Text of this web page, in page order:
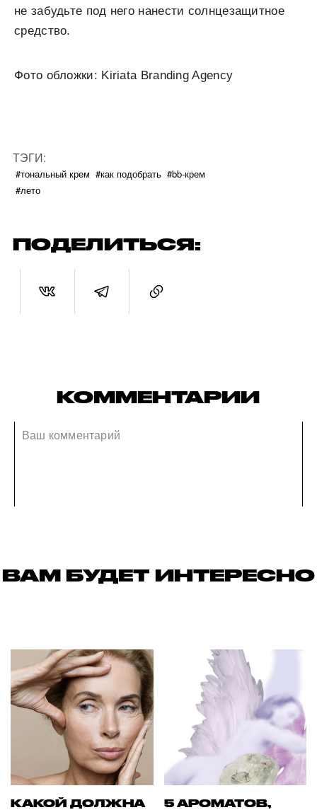
не забудьте под него нанести солнцезащитное
средство.
Фото обложки: Kiriata Branding Agency
ТЭГИ:
#тональный крем #как подобрать #bb-крем
#лето
ПОДЕЛИТЬСЯ:
КОММЕНТАРИИ
ВАМ БУДЕТ ИНТЕРЕСНО
КАКОЙ ДОЛЖНА
5 АРОМАТОВ,